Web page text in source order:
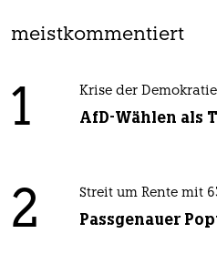
meistkommentiert
1 Krise der Demokratie
AfD-Wählen als
2 Streit um Rente mit
Passgenauer